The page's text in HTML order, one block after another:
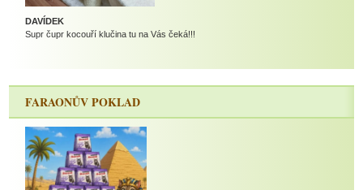
DAVÍDEK
Supr čupr kocouří klučina tu na Vás čeká!!!
FARAONŮV POKLAD